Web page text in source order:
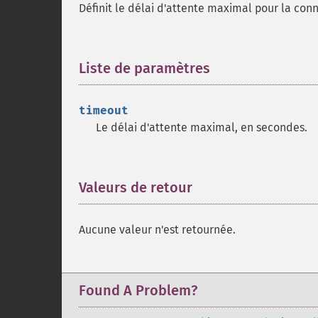
Définit le délai d'attente maximal pour la
Liste de paramètres
timeout
Le délai d'attente maximal, en secondes.
Valeurs de retour
Aucune valeur n'est retournée.
Found A Problem?